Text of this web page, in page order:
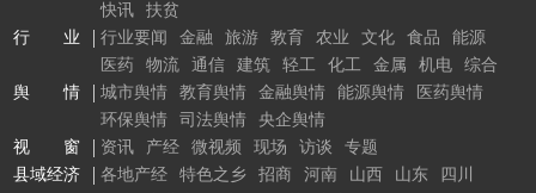
快讯
扶贫
行 业
行业要闻 金融 旅游 教育 农业 文化 食品
能源
医药
物流 通信 建筑 轻工 化工 金属 机电
综合
舆 情
城市舆情 教育舆情 金融舆情 能源舆情
医药舆情
环保舆情
司法舆情
央企舆情
视 窗
资讯 产经 微视频 现场 访谈
专题
县域经济
各地产经 特色之乡 招商 河南 山西 山东
四川